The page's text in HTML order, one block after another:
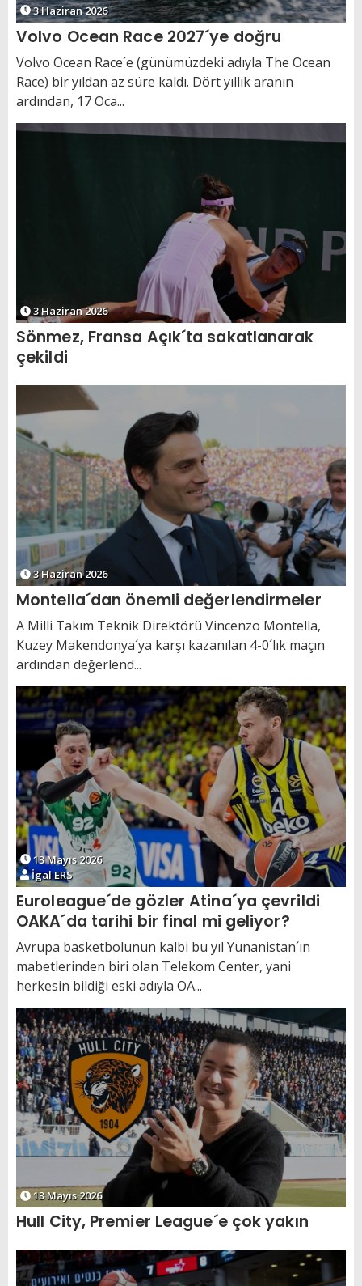
3 Haziran 2026
Volvo Ocean Race 2027´ye doğru
Volvo Ocean Race´e (günümüzdeki adıyla The Ocean
Race) bir yıldan az süre kaldı. Dört yıllık aranın
ardından, 17 Oca...
3 Haziran 2026
Sönmez, Fransa Açık´ta sakatlanarak
çekildi
3 Haziran 2026
Montella´dan önemli değerlendirmeler
A Milli Takım Teknik Direktörü Vincenzo Montella,
Kuzey Makendonya´ya karşı kazanılan 4-0´lık maçın
ardından değerlend...
13 Mayıs 2026
İgal ERS
Euroleague´de gözler Atina´ya çevrildi
OAKA´da tarihi bir final mi geliyor?
Avrupa basketbolunun kalbi bu yıl Yunanistan´ın
mabetlerinden biri olan Telekom Center, yani
herkesin bildiği eski adıyla OA...
13 Mayıs 2026
Hull City, Premier League´e çok yakın